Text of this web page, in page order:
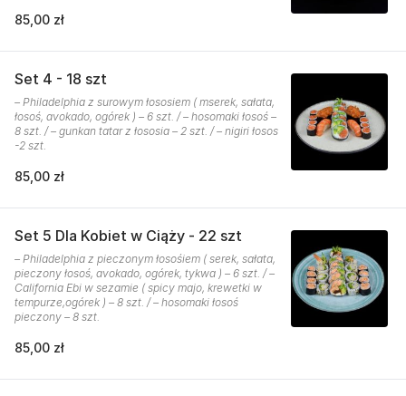
85,00 zł
Set 4 - 18 szt
– Philadelphia z surowym łososiem ( mserek, sałata,
łosoś, avokado, ogórek ) – 6 szt. / – hosomaki łosoś –
8 szt. / – gunkan tatar z łososia – 2 szt. / – nigiri łosos
-2 szt.
85,00 zł
Set 5 Dla Kobiet w Ciąży - 22 szt
– Philadelphia z pieczonym łosośiem ( serek, sałata,
pieczony łosoś, avokado, ogórek, tykwa ) – 6 szt. / –
California Ebi w sezamie ( spicy majo, krewetki w
tempurze,ogórek ) – 8 szt. / – hosomaki łosoś
pieczony – 8 szt.
85,00 zł